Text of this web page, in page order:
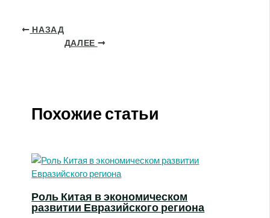
НАЗАД
ДАЛЕЕ
Похожие статьи
Роль Китая в экономическом
развитии Евразийского региона